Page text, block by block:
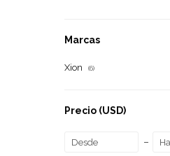
Marcas
Xion (6)
Precio (USD)